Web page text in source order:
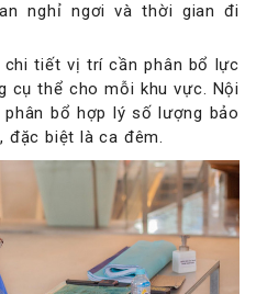
nghỉ ngơi và thời gian đi
chi tiết vị trí cần phân bổ lực
cụ thể cho mỗi khu vực. Nội
bổ hợp lý số lượng bảo
đặc biệt là ca đêm.